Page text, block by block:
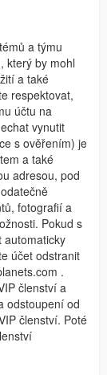
a týmu
který by mohl
a také
respektovat,
účtu na
vynutit
s ověřením) je
a také
adresou, pod
fotografií a
Pokud s
automaticky
účet odstranit
.
členství a
odstoupení od
členství. Poté